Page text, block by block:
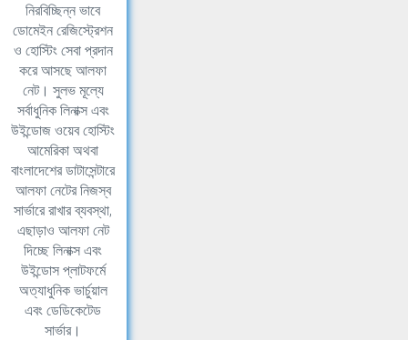
নিরবিচ্ছিন্ন ভাবে
ডোমেইন রেজিস্ট্রেশন
ও হোস্টিং সেবা প্রদান
করে আসছে আলফা
নেট। সুলভ মূল্যে
সর্বাধুনিক লিনাক্স এবং
উইন্ডোজ ওয়েব হোস্টিং
আমেরিকা অথবা
বাংলাদেশের ডাটাসেন্টারে
আলফা নেটের নিজস্ব
সার্ভারে রাখার ব্যবস্থা,
এছাড়াও আলফা নেট
দিচ্ছে লিনাক্স এবং
উইন্ডোস প্লাটফর্মে
অত্যাধুনিক ভার্চুয়াল
এবং ডেডিকেটেড
সার্ভার।